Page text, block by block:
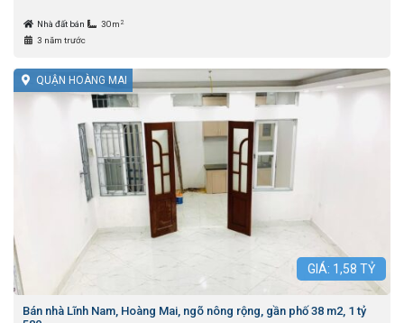
Nhà đất bán 30m 2
3 năm trước
QUẬN HOÀNG MAI
GIÁ: 1,58 TỶ
Bán nhà Lĩnh Nam, Hoàng Mai, ngõ nông rộng, gần phố 38 m2, 1 tỷ